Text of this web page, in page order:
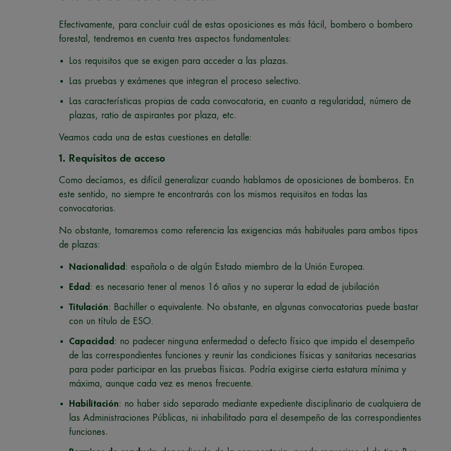
Efectivamente, para concluir cuál de estas oposiciones es más fácil, bombero o bombero
forestal, tendremos en cuenta tres aspectos fundamentales:
Los requisitos que se exigen para acceder a las plazas.
Las pruebas y exámenes que integran el proceso selectivo.
Las características propias de cada convocatoria, en cuanto a regularidad, número de
plazas, ratio de aspirantes por plaza, etc.
Veamos cada una de estas cuestiones en detalle:
1. Requisitos de acceso
Como decíamos, es difícil generalizar cuando hablamos de oposiciones de bomberos. En
este sentido, no siempre te encontrarás con los mismos requisitos en todas las
convocatorias.
No obstante, tomaremos como referencia las exigencias más habituales para ambos tipos
de plazas:
Nacionalidad : española o de algún Estado miembro de la Unión Europea.
Edad : es necesario tener al menos 16 años y no superar la edad de jubilación
Titulación: Bachiller o equivalente. No obstante, en algunas convocatorias puede bastar
con un título de ESO.
Capacidad : no padecer ninguna enfermedad o defecto físico que impida el desempeño
de las correspondientes funciones y reunir las condiciones físicas y sanitarias necesarias
para poder participar en las pruebas físicas. Podría exigirse cierta estatura mínima y
máxima, aunque cada vez es menos frecuente.
Habilitación: no haber sido separado mediante expediente disciplinario de cualquiera de
las Administraciones Públicas, ni inhabilitado para el desempeño de las correspondientes
funciones.